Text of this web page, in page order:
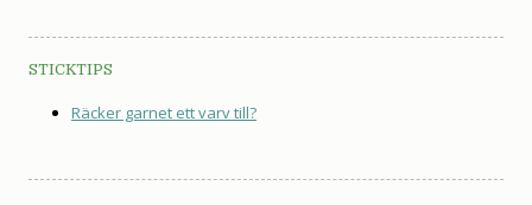
STICKTIPS
Räcker garnet ett varv till?